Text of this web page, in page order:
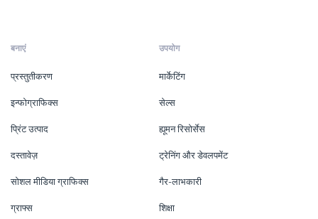
बनाएं
प्रस्तुतीकरण
इन्फोग्राफिक्स
प्रिंट उत्पाद
दस्तावेज़
सोशल मीडिया ग्राफिक्स
ग्राफ्स
उपयोग
मार्केटिंग
सेल्स
ह्यूमन रिसोर्सेस
ट्रेनिंग और डेवलपमेंट
गैर-लाभकारी
शिक्षा